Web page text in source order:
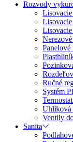
Rozvody
Panelové
Ručné
Systém
Uhlíková
Ventily
Sanita